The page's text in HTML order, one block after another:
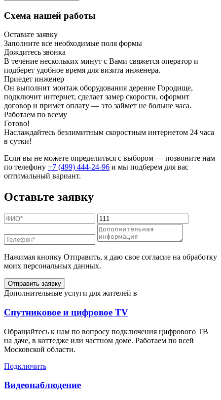
Схема нашей работы
Оставьте заявку
Заполните все необходимые поля формы
Дождитесь звонка
В течение нескольких минут с Вами свяжется оператор и
подберет удобное время для визита инженера.
Приедет инженер
Он выполнит монтаж оборудования деревне Городище,
подключит интернет, сделает замер скорости, оформит
договор и примет оплату — это займет не больше часа.
Работаем по всему
Готово!
Наслаждайтесь безлимитным скоростным интернетом 24 часа
в сутки!
Если вы не можете определиться с выбором — позвоните нам
по телефону +7 (499) 444-24-96 и мы подберем для вас
оптимальный вариант.
Оставьте заявку
Нажимая кнопку Отправить, я даю свое согласие на обработку
моих персональных данных.
Отправить заявку
Дополнительные услуги для жителей в
Спутниковое и цифровое TV
Обращайтесь к нам по вопросу подключения цифрового ТВ
на даче, в коттедже или частном доме. Работаем по всей
Московской области.
Подключить
Видеонаблюдение